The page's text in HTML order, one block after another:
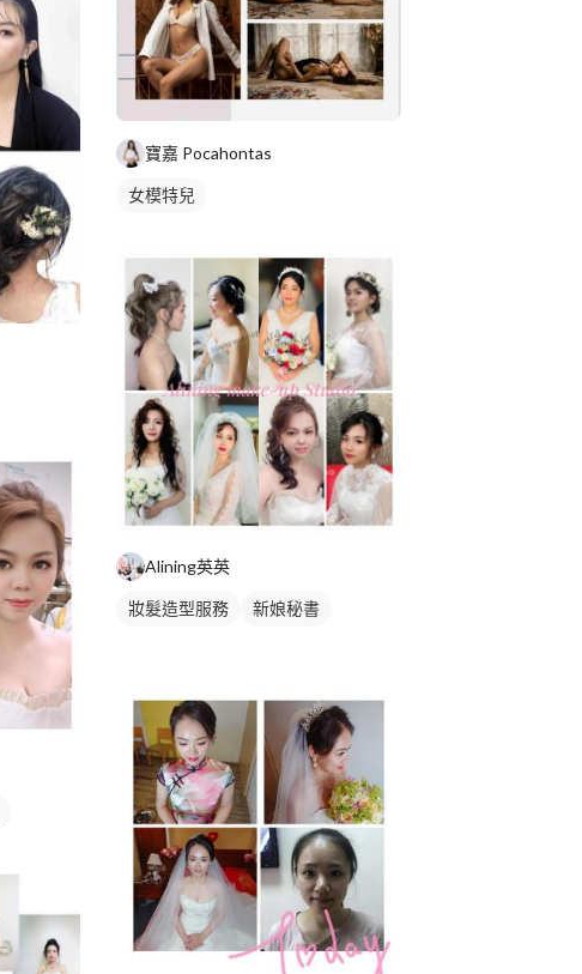
寶嘉 Pocahontas
女模特兒
Alining英英
妝髮造型服務 新娘秘書